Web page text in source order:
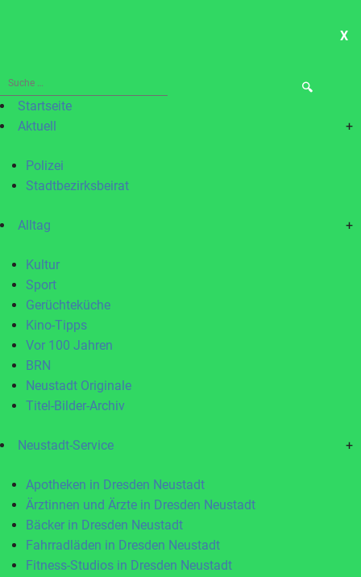
X
Suche
nach:Startseite
Aktuell
+
Polizei
Stadtbezirksbeirat
Alltag +
Kultur
Sport
Gerüchteküche
Kino-Tipps
Vor 100 Jahren
BRN
Neustadt Originale
Titel-Bilder-Archiv
Neustadt-Service +
Apotheken in Dresden Neustadt
Ärztinnen und Ärzte in Dresden Neustadt
Bäcker in Dresden Neustadt
Fahrradläden in Dresden Neustadt
Fitness-Studios in Dresden Neustadt